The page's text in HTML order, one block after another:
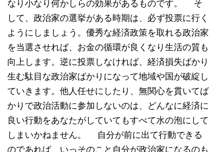
なり小なり何かしらの効果があるものです。 そ
して、政治家の選挙がある時期は、必ず投票に行く
ようにしましょう。優秀な経済政策を取れる政治家
を当選させれば、お金の循環が良くなり生活の質も
向上します。逆に投票しなければ、経済損失ばかり
生む駄目な政治家ばかりになって地域や国が破綻し
ていきます。他人任せにしたり、無関心を貫いてば
かりで政治活動に参加しないのは、どんなに経済に
良い行動をあなたがしていてもすべて水の泡にして
しまいかねません。 自分が前に出て行動できる
のであれば、いっそのこと自分が政治家になるのも